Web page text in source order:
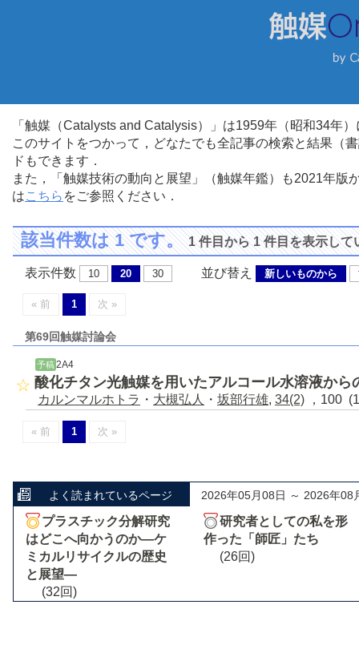
「触媒（Catalysts and Catalysis）」は1959年（昭和34年
このサイトをつかって，どなたでも全記事の検索と結果（
ドもできます．
また，「触媒技術の動向と展望」（触媒年鑑）も2021年
はこちら をご参照ください．
該当件数は 1 です。1 件目から 1 件目を表示して
表示件数 10 20 30 並び替え 新しいものから
« 前 1 次 »
第69回触媒討論会
予稿 2A4
酸化チタン光触媒を用いたアルコール水溶液から
カルンマルホトラ ・ 大槻弘人 ・ 坂部行雄, 34(2) ，100
« 前 1 次 »
よく読まれているページ 2026年05月08日 ～ 2026年08
プラスチック分解研究
はどこへ向かうのか―ケ
ミカルリサイクルの歴史
と展望―
(32回)
研究者としての私を形
作った「師匠」たち
(26回)